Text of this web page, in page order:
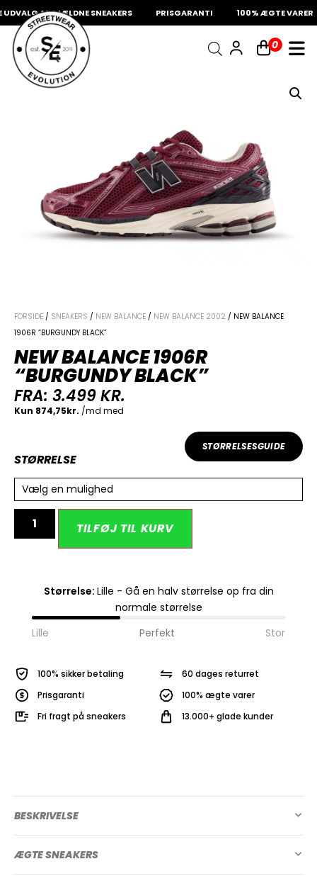
AF SJÆLDNE SNEAKERS PRISGARANTI 100% ÆGTE VARER
0
INDKØBSKURV
Fri fragt på sneakers 60 dages returret
Din kurv er tom.
FORSIDE / SNEAKERS / NEW BALANCE / NEW BALANCE 2002 / NEW BALANCE
1906R “BURGUNDY BLACK”
NEW BALANCE 1906R
“BURGUNDY BLACK”
FRA: 3.499KR.
STØRRELSESGUIDE
STØRRELSE
Vælg en mulighed
TILFØJ TIL KURV
Størrelse: Lille - Gå en halv størrelse op fra din
normale størrelse
Lille
Perfekt Stor
100% sikker betaling
Prisgaranti
Fri fragt på sneakers
60 dages returret
100% ægte varer
13.000+ glade kunder
BESKRIVELSE
ÆGTE SNEAKERS